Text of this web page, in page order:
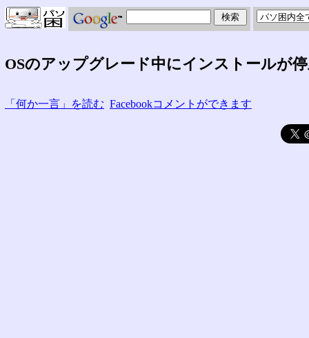
OSのアップグレード中にインストールが
「何か一言」を読む Facebookコメントができます